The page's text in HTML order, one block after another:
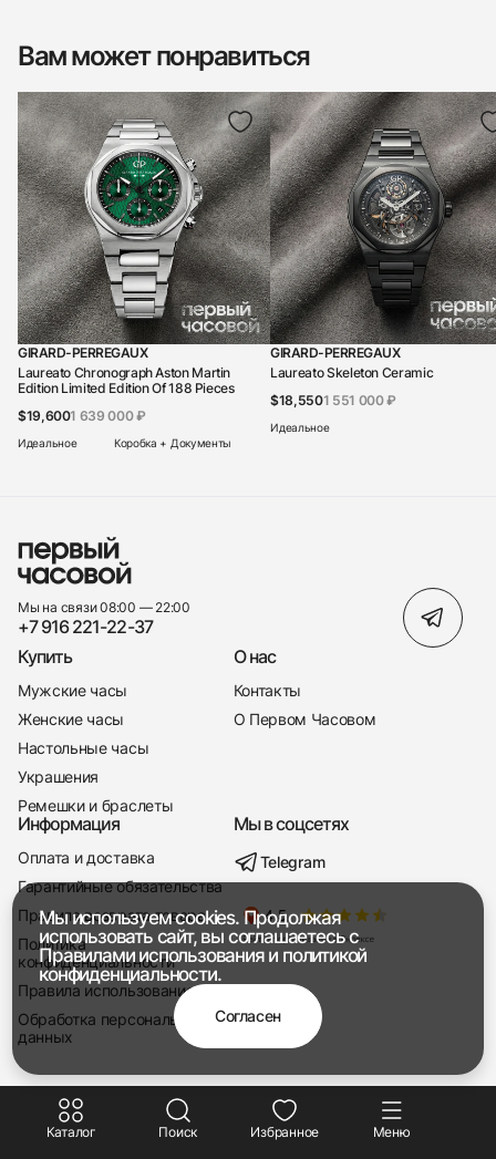
+7 916 221-22-37
Мы насвязи 08:00 — 19:00
Каталог Поиск Избранное Меню
Вам может понравиться
GIRARD-PERREGAUX
Laureato Chronograph Aston Martin
Edition Limited Edition Of 188 Pieces
$19,6001 639 000 ₽
Идеальное Коробка + Документы
GIRARD-PERREGAUX
Laureato Skeleton Ceramic
$18,5501 551 000 ₽
Идеальное
Мы на связи 08:00 — 22:00
+7 916 221-22-37
Купить
Мужские часы
Женские часы
Настольные часы
Украшения
Ремешки и браслеты
О нас
Контакты
О Первом Часовом
Информация
Оплата и доставка
Гарантийные обязательства
Правила возврата товара
Политика
конфиденциальности
Правила использования
Обработка персональных
данных
Мы в соцсетях
Telegram
Мы используем cookies. Продолжая
использовать сайт, вы соглашаетесь с
Правилами использованияи политикой
конфиденциальности.
Согласен